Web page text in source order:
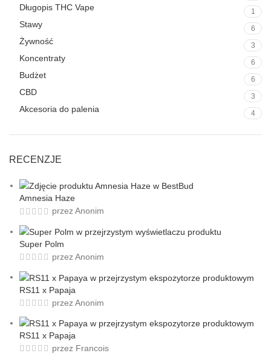
Długopis THC Vape 1
Stawy 6
Żywność 3
Koncentraty 6
Budżet 6
CBD 3
Akcesoria do palenia 4
RECENZJE
Amnesia Haze
przez Anonim
Super Polm
przez Anonim
RS11 x Papaja
przez Anonim
RS11 x Papaja
przez Francois